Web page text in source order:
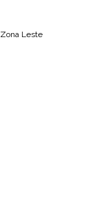
Zona Leste